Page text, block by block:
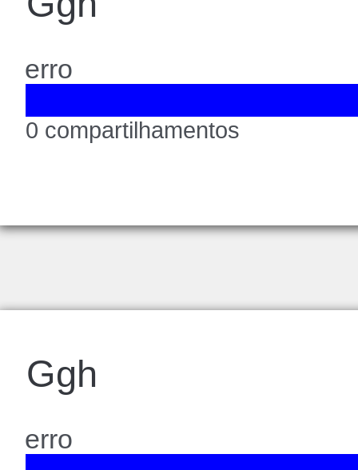
erro
0 compartilhamentos
Ggh
erro